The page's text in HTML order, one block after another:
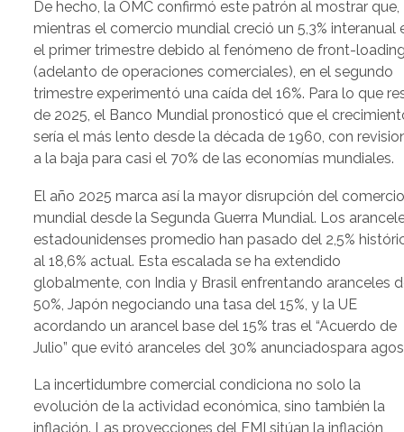
De hecho, la OMC confirmó este patrón al mostrar que,
mientras el comercio mundial creció un 5,3% interanual
el primer trimestre debido al fenómeno de front-
(adelanto de operaciones comerciales), en el segundo
trimestre experimentó una caída del 16%. Para lo que
de 2025, el Banco Mundial pronosticó que el
sería el más lento desde la década de 1960, con
a la baja para casi el 70% de las economías mundiales.
El año 2025 marca así la mayor disrupción del
mundial desde la Segunda Guerra Mundial. Los
estadounidenses promedio han pasado del 2,5%
al 18,6% actual. Esta escalada se ha extendido
globalmente, con India y Brasil enfrentando aranceles
50%, Japón negociando una tasa del 15%, y la UE
acordando un arancel base del 15% tras el “Acuerdo de
Julio” que evitó aranceles del 30% anunciadospara
La incertidumbre comercial condiciona no solo la
evolución de la actividad económica, sino también la
inflación. Las proyecciones del FMI sitúan la inflación